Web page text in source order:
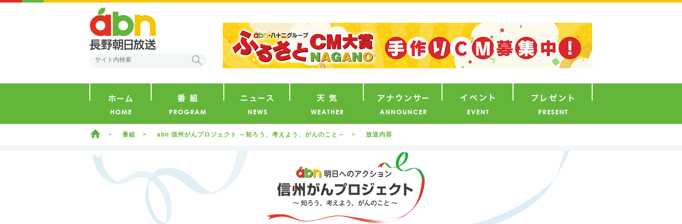
ホーム 番組 abn 信州がんプロジェクト ～知ろう、考えよう、がんのこと～ 放送内容